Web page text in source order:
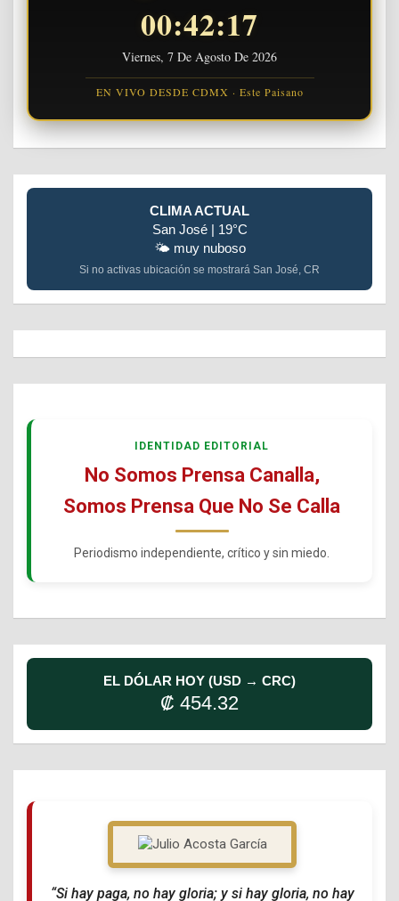
00:42:18
Viernes, 7 De Agosto De 2026
EN VIVO DESDE CDMX · Este Paisano
CLIMA ACTUAL
San José | 19°C
🌤️ muy nuboso
Si no activas ubicación se mostrará San José, CR
IDENTIDAD EDITORIAL
No Somos Prensa Canalla,
Somos Prensa Que No Se Calla
Periodismo independiente, crítico y sin miedo.
EL DÓLAR HOY (USD → CRC)
₡ 454.32
“Si hay paga, no hay gloria; y si hay gloria, no hay